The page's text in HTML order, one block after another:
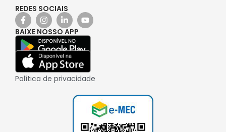
REDES SOCIAIS
BAIXE NOSSO APP
Política de privacidade